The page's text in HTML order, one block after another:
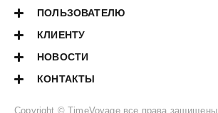
ПОЛЬЗОВАТЕЛЮ
КЛИЕНТУ
НОВОСТИ
КОНТАКТЫ
Copyright ©TimeVoyageвсе права защищены.